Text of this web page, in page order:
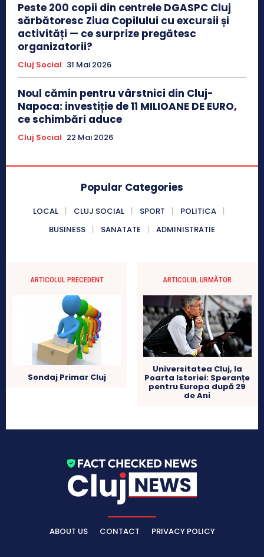
Peste 200 copii din centrele DGASPC Cluj
sărbătoresc Ziua Copilului cu excursii și
activități — ce surprize pregătesc
organizatorii?
Cluj Social 31 Mai 2026
Noul cămin pentru vârstnici din Cluj-
Napoca: investiție de 11 MILIOANE DE EURO,
ce schimbări aduce
Cluj Social 22 Mai 2026
Popular Categories
LOCAL CLUJ SOCIAL SPORT
POLITICA
BUSINESS
SANATATE ADMINISTRATIE
ARTICOLUL PRECEDENT
Sondaj Primar Cluj
ARTICOLUL URMĂTOR
Universitatea Cluj, la
Poarta Istoriei: Speranțe
pentru Europa după 29
de Ani
ABOUT US CONTACT PRIVACY POLICY